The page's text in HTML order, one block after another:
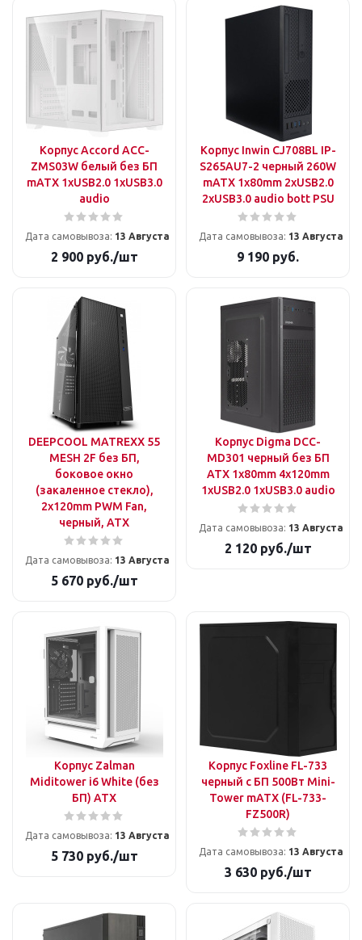
Корпус Accord ACC-
ZMS03W белый без БП
mATX 1xUSB2.0 1xUSB3.0
audio
Дата самовывоза: 13 Августа
2 900руб./шт
Корпус Inwin CJ708BL IP-
S265AU7-2 черный 260W
mATX 1x80mm 2xUSB2.0
2xUSB3.0 audio bott PSU
Дата самовывоза: 13 Августа
9 190 руб.
DEEPCOOL MATREXX 55
MESH 2F без БП,
боковое окно
(закаленное стекло),
2x120mm PWM Fan,
черный, ATX
Дата самовывоза: 13 Августа
5 670руб./шт
Корпус Digma DCC-
MD301 черный без БП
ATX 1x80mm 4x120mm
1xUSB2.0 1xUSB3.0 audio
Дата самовывоза: 13 Августа
2 120руб./шт
Корпус Zalman
Miditower i6 White (без
БП) ATX
Дата самовывоза: 13 Августа
5 730руб./шт
Корпус Foxline FL-733
черный с БП 500Вт Mini-
Tower mATX (FL-733-
FZ500R)
Дата самовывоза: 13 Августа
3 630руб./шт